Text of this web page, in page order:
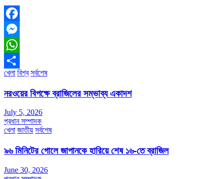
Facebook
Messenger
WhatsApp
Share
খেলা বিশ্ব সর্বশেষ
নরওয়ের বিপক্ষে ব্রাজিলের সম্ভাব্য একাদশ
July 5, 2026
প্রধান সম্পাদক
খেলা জাতীয় সর্বশেষ
৯৬ মিনিটের গোলে জাপানকে হারিয়ে শেষ ১৬-তে ব্রাজিল
June 30, 2026